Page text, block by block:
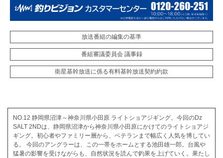
放送番組の編集の基準
番組審議委員会 議事録
衛星基幹放送に係る有料基幹放送契約約款
NO.12 静岡県沼津～神奈川県小田原 ライトショアジギング。今回のDz
SALT 2NDは、静岡県沼津から神奈川県小田原にかけてのライトショアジ
ギング。初心者やファミリー層から、ベテランまで幅広く人気を博してい
る。 今回のアングラーは、この一帯をホームとする池田雄一郎。台風や
猛暑の影響を受けながらも、自然状況を読んで釣果を上げていく。果たし